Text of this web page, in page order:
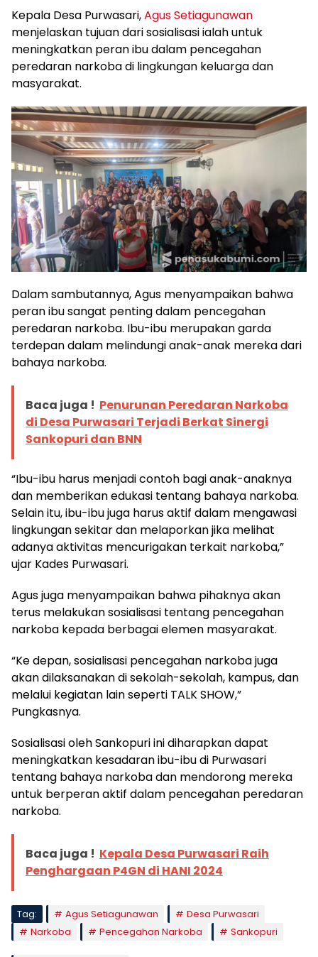
Kepala Desa Purwasari,Agus Setiagunawan
menjelaskan tujuan dari sosialisasi ialah untuk
meningkatkan peran ibu dalam pencegahan
peredaran narkoba di lingkungan keluarga dan
masyarakat.
Dalam sambutannya, Agus menyampaikan bahwa
peran ibu sangat penting dalam pencegahan
peredaran narkoba. Ibu-ibu merupakan garda
terdepan dalam melindungi anak-anak mereka dari
bahaya narkoba.
Baca juga ! Penurunan Peredaran Narkoba
di Desa Purwasari Terjadi Berkat Sinergi
Sankopuri dan BNN
“Ibu-ibu harus menjadi contoh bagi anak-anaknya
dan memberikan edukasi tentang bahaya narkoba.
Selain itu, ibu-ibu juga harus aktif dalam mengawasi
lingkungan sekitar dan melaporkan jika melihat
adanya aktivitas mencurigakan terkait narkoba,”
ujar Kades Purwasari.
Agus juga menyampaikan bahwa pihaknya akan
terus melakukan sosialisasi tentang pencegahan
narkoba kepada berbagai elemen masyarakat.
“Ke depan, sosialisasi pencegahan narkoba juga
akan dilaksanakan di sekolah-sekolah, kampus, dan
melalui kegiatan lain seperti TALK SHOW,”
Pungkasnya.
Sosialisasi oleh Sankopuri ini diharapkan dapat
meningkatkan kesadaran ibu-ibu di Purwasari
tentang bahaya narkoba dan mendorong mereka
untuk berperan aktif dalam pencegahan peredaran
narkoba.
Baca juga ! Kepala Desa Purwasari Raih
Penghargaan P4GN di HANI 2024
Tag: Agus Setiagunawan
Desa Purwasari
Narkoba
Pencegahan Narkoba Sankopuri